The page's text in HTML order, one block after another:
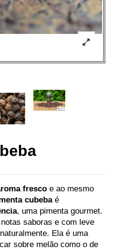
fresco e ao mesmo
cubebaé
, uma pimenta gourmet.
saboras e com leve
Ela é uma
sobre melão como o de